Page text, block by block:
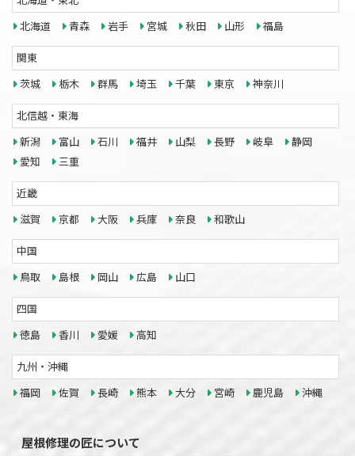
北海道 青森 岩手 宮城 秋田 山形 福島
関東
茨城 栃木 群馬 埼玉 千葉 東京 神奈川
北信越・東海
新潟 富山 石川 福井 山梨 長野 岐阜
静岡
愛知
三重
近畿
滋賀 京都 大阪 兵庫 奈良 和歌山
中国
鳥取 島根 岡山 広島 山口
四国
徳島 香川 愛媛 高知
九州・沖縄
福岡 佐賀 長崎 熊本 大分 宮崎 鹿児島 沖縄
屋根修理の匠について